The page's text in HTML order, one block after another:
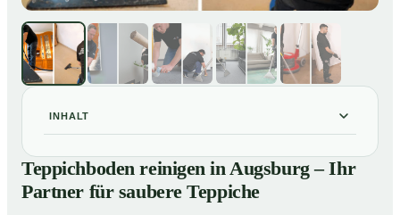
INHALT
01Teppichboden reinigen in Augsburg – Ihr Partner für
saubere Teppiche
Unsere Leistungen beim Teppichboden reinigen in
Teppichboden reinigen in Augsburg – Ihr
Partner für saubere Teppiche